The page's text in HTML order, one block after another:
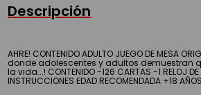
Descripción
AHRE! CONTENIDO ADULTO JUEGO DE MESA
donde adolescentes y adultos demuestran
la vida...! CONTENIDO -126 CARTAS -1 RELOJ
INSTRUCCIONES EDAD RECOMENDADA +18 AÑOS